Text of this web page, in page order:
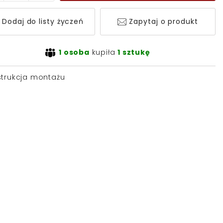
Dodaj do listy życzeń Zapytaj o produkt
1 osoba kupiła1 sztukę
montażu